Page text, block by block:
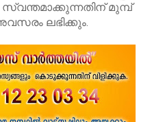
സ്വന്തമാക്കുന്നതിന് മുമ്പ്
ലഭിക്കും.